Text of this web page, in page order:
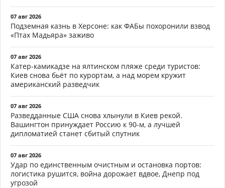
07 авг 2026
Подземная казнь в Херсоне: как ФАБы похоронили взвод
«Птах Мадьяра» заживо
07 авг 2026
Катер-камикадзе на ялтинском пляже среди туристов:
Киев снова бьёт по курортам, а над морем кружит
американский разведчик
07 авг 2026
Разведданные США снова хлынули в Киев рекой.
Вашингтон принуждает Россию к 90-м, а лучшей
дипломатией станет сбитый спутник
07 авг 2026
Удар по единственным очистным и остановка портов:
логистика рушится, война дорожает вдвое, Днепр под
угрозой